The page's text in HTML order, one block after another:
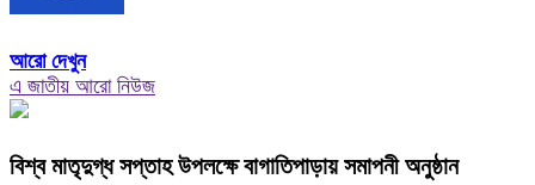
আরো দেখুন
এ জাতীয় আরো নিউজ
বিশ্ব মাতৃদুগ্ধ সপ্তাহ উপলক্ষে বাগাতিপাড়ায় সমাপনী অনুষ্ঠান